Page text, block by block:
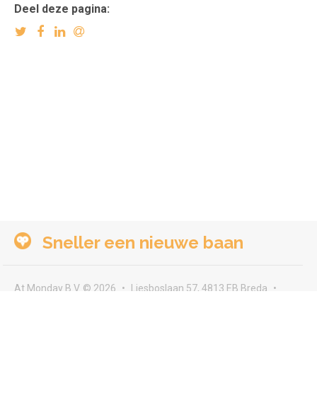
Deel deze pagina:
Sneller een nieuwe baan
At Monday B.V. © 2026
Liesboslaan 57, 4813 EB Breda